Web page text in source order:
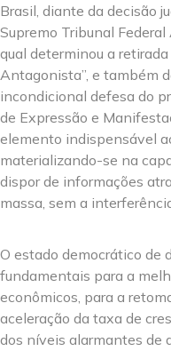
Brasil, diante da decisão
Supremo Tribunal
qual determinou a
Antagonista”, e também
incondicional defesa do
de Expressão e
elemento indispensável
materializando-se na
dispor de informações
massa, sem a
O estado democrático de
fundamentais para a
econômicos, para a
aceleração da taxa de
dos níveis alarmantes de